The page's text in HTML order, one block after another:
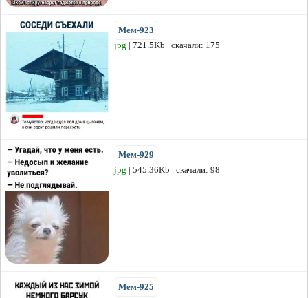
Мем-923
jpg | 721.5Kb | скачали: 175
Мем-929
jpg | 545.36Kb | скачали: 98
Мем-925